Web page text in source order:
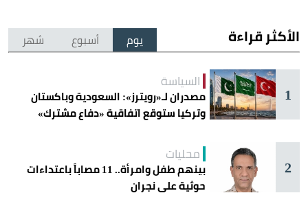
الأكثر قراءة يوم أسبوع شهر
1
السياسة
مصدران لـ«رويترز»: السعودية وباكستان
وتركيا ستوقع اتفاقية «دفاع مشترك»
2
محليات
بينهم طفل وامرأة.. 11 مصاباً باعتداءات
حوثية على نجران